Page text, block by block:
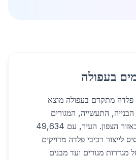
בעפולה
עיבוד פלדה מתקדם בעפולה מוצא
התעשייה, המגורים
והפרויקטים הגדולים באזור הצפון. העיר, עם 49,634
לייצור רכיבי פלדה מדויקים
מגדרות מגורים ועד מבנים